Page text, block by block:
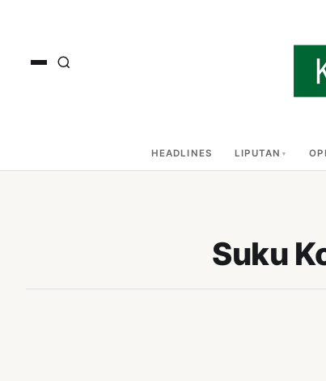
HEADLINES LIPUTAN
Suku